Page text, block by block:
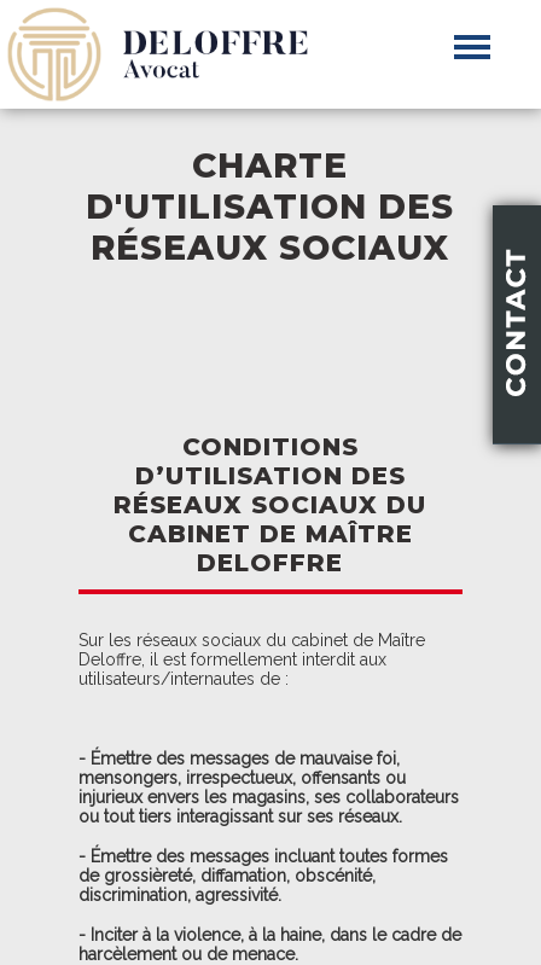
CHARTE
D'UTILISATION DES
RÉSEAUX SOCIAUX
CONDITIONS
D’UTILISATION DES
RÉSEAUX SOCIAUX DU
CABINET DE MAÎTRE
DELOFFRE
Sur les réseaux sociaux du cabinet de Maître
Deloffre, il est formellement interdit aux
utilisateurs/internautes de :
- Émettre des messages de mauvaise foi,
mensongers, irrespectueux, offensants ou
injurieux envers les magasins, ses collaborateurs
ou tout tiers interagissant sur ses réseaux.
- Émettre des messages incluant toutes formes
de grossièreté, diffamation, obscénité,
discrimination, agressivité.
- Inciter à la violence, à la haine, dans le cadre de
harcèlement ou de menace.